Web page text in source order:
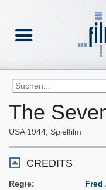
The
USA 1944 Spielfilm
CREDITS
Regie
Fred